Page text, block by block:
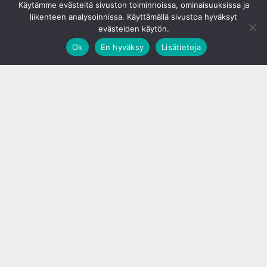
Käytämme evästeitä sivuston toiminnoissa, ominaisuuksissa ja
liikenteen analysoinnissa. Käyttämällä sivustoa hyväksyt
evästeiden käytön.
Ok
En hyväksy Lisätietoja